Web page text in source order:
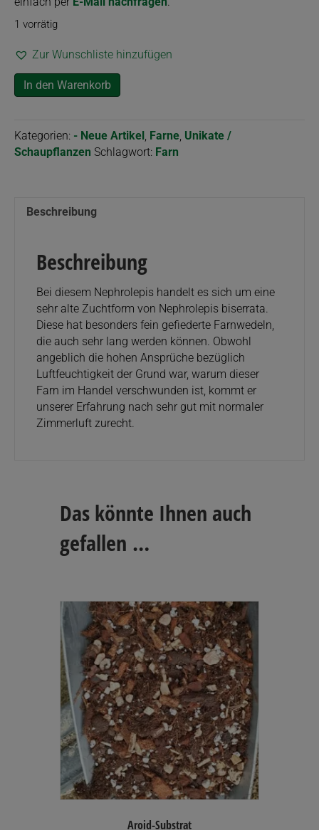
1 vorrätig
Zur Wunschliste hinzufügen
Nephrolepis
"Verona
Menge
In den Warenkorb
Kategorien: - Neue Artikel , Farne, Unikate /
Schaupflanzen Schlagwort: Farn
Beschreibung
Beschreibung
Bei diesem Nephrolepis handelt es sich um eine
sehr alte Zuchtform von Nephrolepis biserrata.
Diese hat besonders fein gefiederte Farnwedeln,
die auch sehr lang werden können. Obwohl
angeblich die hohen Ansprüche bezüglich
Luftfeuchtigkeit der Grund war, warum dieser
Farn im Handel verschwunden ist, kommt er
unserer Erfahrung nach sehr gut mit normaler
Zimmerluft zurecht.
Das könnte Ihnen auch
gefallen …
Aroid-Substrat